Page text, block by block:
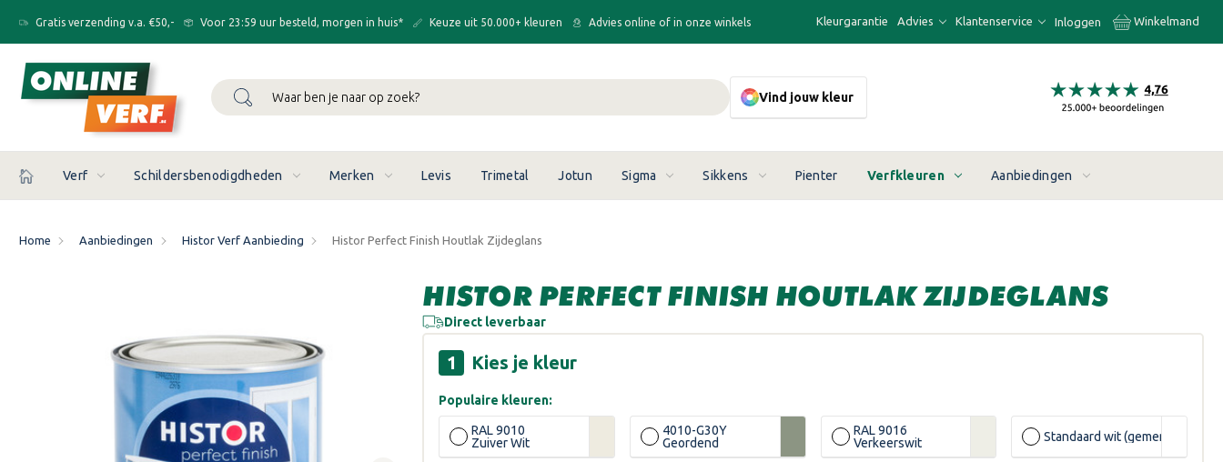
Gratis verzending v.a. €50,- Voor 23:59 uur besteld, morgen in huis* Keuze uit 50.000+ kleuren Advies online of in onze winkels Kleurgarantie Advies Klantenservice Inloggen Winkelmand
Zoeken
Vind jouw kleur
Verf Schildersbenodigdheden Merken Levis Trimetal Jotun Sigma Sikkens Pienter Verfkleuren Aanbiedingen
Home Aanbiedingen Histor Verf Aanbieding Histor Perfect Finish Houtlak Zijdeglans
HISTOR PERFECT FINISH HOUTLAK ZIJDEGLANS
Direct leverbaar
Kies je kleur
Populaire kleuren:
RAL 9010
Zuiver Wit
4010-G30Y
Geordend
RAL 9016
Verkeerswit
Standaard wit (gemengd)